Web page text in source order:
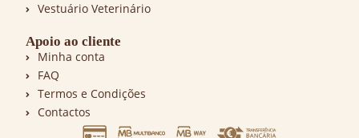
Vestuário Veterinário
Apoio ao cliente
Minha conta
FAQ
Termos e Condições
Contactos